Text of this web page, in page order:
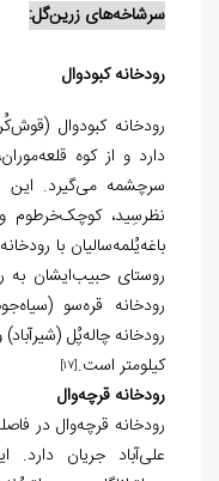
سرشاخه‌های زرين‌گل:
رودخانه كبودوال
رودخانه كبودوال
سرچشمه می‌گیرد. این
نظرسِید، کوچک‌خرطوم
باغه‌یُلمه‌سالیان با
روستای حبیب‌ایشان به
رودخانه قره‌سو
کیلومتر است.[17]
رودخانه‌ قرچه‌وال
علی‌آباد جریان دارد.